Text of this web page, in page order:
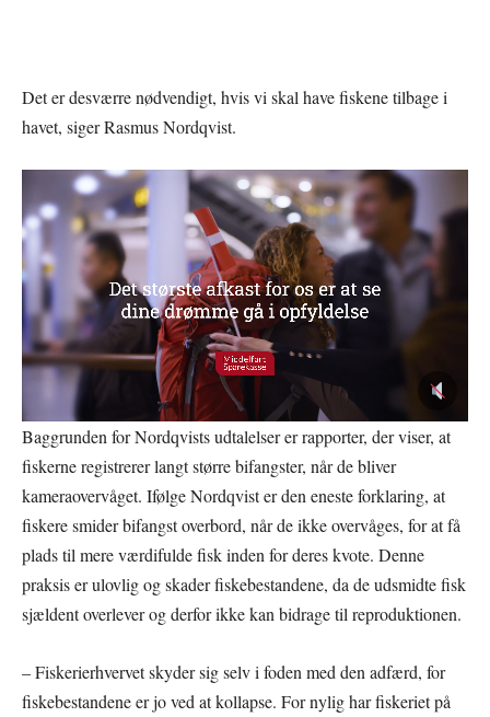
Det er desværre nødvendigt, hvis vi skal have fiskene tilbage i
havet, siger Rasmus Nordqvist.
Baggrunden for Nordqvists udtalelser er rapporter, der viser, at
fiskerne registrerer langt større bifangster, når de bliver
kameraovervåget. Ifølge Nordqvist er den eneste forklaring, at
fiskere smider bifangst overbord, når de ikke overvåges, for at få
plads til mere værdifulde fisk inden for deres kvote. Denne
praksis er ulovlig og skader fiskebestandene, da de udsmidte fisk
sjældent overlever og derfor ikke kan bidrage til reproduktionen.
– Fiskerierhvervet skyder sig selv i foden med den adfærd, for
fiskebestandene er jo ved at kollapse. For nylig har fiskeriet på